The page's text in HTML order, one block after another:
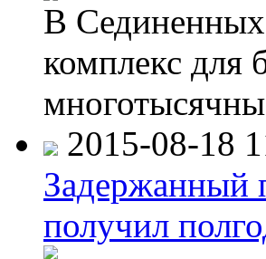
В
комплекс для
2015-08-18
Задержанный
получил